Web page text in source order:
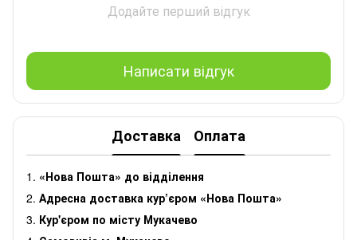
Додайте перший відгук
Написати відгук
Доставка Оплата
1. «Нова Пошта» до відділення
2. Адресна доставка кур’єром «Нова Пошта»
3. Кур'єром по місту Мукачево